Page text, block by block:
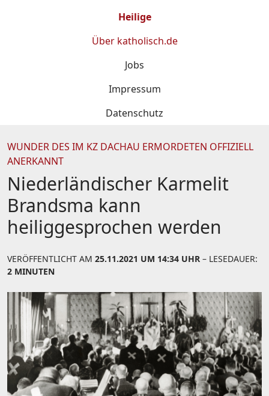
Heilige
Über katholisch.de
Jobs
Impressum
Datenschutz
WUNDER DES IM KZ DACHAU ERMORDETEN OFFIZIELL
ANERKANNT
Niederländischer Karmelit
Brandsma kann
heiliggesprochen werden
VERÖFFENTLICHT AM 25.11.2021 UM 14:34 UHR – LESEDAUER:
2 MINUTEN